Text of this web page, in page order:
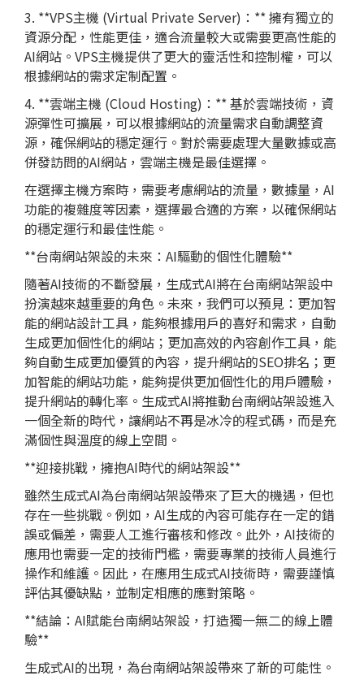
3. **VPS主機 (Virtual Private Server)：** 擁有獨立的
資源分配，性能更佳，適合流量較大或需要更高性能的
AI網站。VPS主機提供了更大的靈活性和控制權，可以
根據網站的需求定制配置。
4. **雲端主機 (Cloud Hosting)：** 基於雲端技術，資
源彈性可擴展，可以根據網站的流量需求自動調整資
源，確保網站的穩定運行。對於需要處理大量數據或高
併發訪問的AI網站，雲端主機是最佳選擇。
在選擇主機方案時，需要考慮網站的流量，數據量，AI
功能的複雜度等因素，選擇最合適的方案，以確保網站
的穩定運行和最佳性能。
**台南網站架設的未來：AI驅動的個性化體驗**
隨著AI技術的不斷發展，生成式AI將在台南網站架設中
扮演越來越重要的角色。未來，我們可以預見：更加智
能的網站設計工具，能夠根據用戶的喜好和需求，自動
生成更加個性化的網站；更加高效的內容創作工具，能
夠自動生成更加優質的內容，提升網站的SEO排名；更
加智能的網站功能，能夠提供更加個性化的用戶體驗，
提升網站的轉化率。生成式AI將推動台南網站架設進入
一個全新的時代，讓網站不再是冰冷的程式碼，而是充
滿個性與溫度的線上空間。
**迎接挑戰，擁抱AI時代的網站架設**
雖然生成式AI為台南網站架設帶來了巨大的機遇，但也
存在一些挑戰。例如，AI生成的內容可能存在一定的錯
誤或偏差，需要人工進行審核和修改。此外，AI技術的
應用也需要一定的技術門檻，需要專業的技術人員進行
操作和維護。因此，在應用生成式AI技術時，需要謹慎
評估其優缺點，並制定相應的應對策略。
**結論：AI賦能台南網站架設，打造獨一無二的線上體
驗**
生成式AI的出現，為台南網站架設帶來了新的可能性。